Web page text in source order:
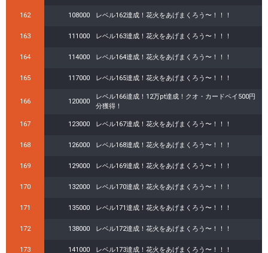
162 108000 レベル162達成！花火をあげまくろう〜！！！
163 111000 レベル163達成！花火をあげまくろう〜！！！
164 114000 レベル164達成！花火をあげまくろう〜！！！
165 117000 レベル165達成！花火をあげまくろう〜！！！
166 120000
レベル166達成！12万pt達成！クオ・カードペイ500円
分獲得！
167 123000 レベル167達成！花火をあげまくろう〜！！！
168 126000 レベル168達成！花火をあげまくろう〜！！！
169 129000 レベル169達成！花火をあげまくろう〜！！！
170 132000 レベル170達成！花火をあげまくろう〜！！！
171 135000 レベル171達成！花火をあげまくろう〜！！！
172 138000 レベル172達成！花火をあげまくろう〜！！！
173 141000 レベル173達成！花火をあげまくろう〜！！！